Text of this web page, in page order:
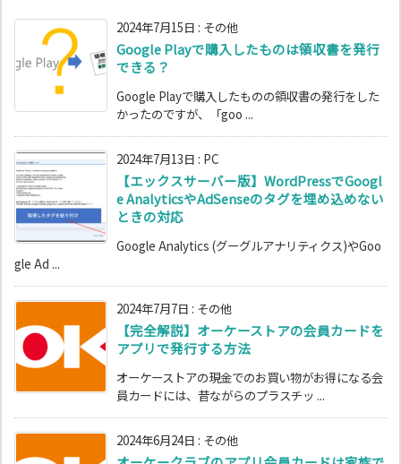
2024年7月15日 : その他
Google Playで購入したものは領収書を発行
できる？
Google Playで購入したものの領収書の発行をした
かったのですが、「goo ...
2024年7月13日 : PC
【エックスサーバー版】WordPressでGoogl
e AnalyticsやAdSenseのタグを埋め込めない
ときの対応
Google Analytics (グーグルアナリティクス)やGoo
gle Ad ...
2024年7月7日 : その他
【完全解説】オーケーストアの会員カードを
アプリで発行する方法
オーケーストアの現金でのお買い物がお得になる会
員カードには、昔ながらのプラスチッ ...
2024年6月24日 : その他